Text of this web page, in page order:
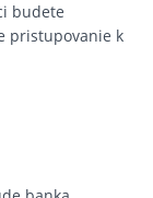
budete
pristupovanie k